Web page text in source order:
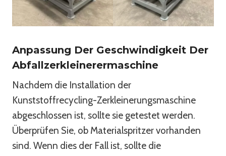
Anpassung Der Geschwindigkeit Der
Abfallzerkleinerermaschine
Nachdem die Installation der
Kunststoffrecycling-Zerkleinerungsmaschine
abgeschlossen ist, sollte sie getestet werden.
Überprüfen Sie, ob Materialspritzer vorhanden
sind. Wenn dies der Fall ist, sollte die